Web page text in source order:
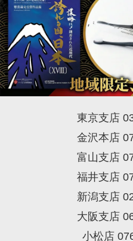
東京支店
金沢本店
富山支店
福井支店
新潟支店
大阪支店
小松店